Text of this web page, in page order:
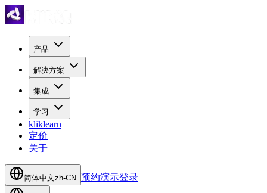
产品
解决方案
集成
学习
kliklearn
定价
关于
简体中文zh-CN 预约演示登录